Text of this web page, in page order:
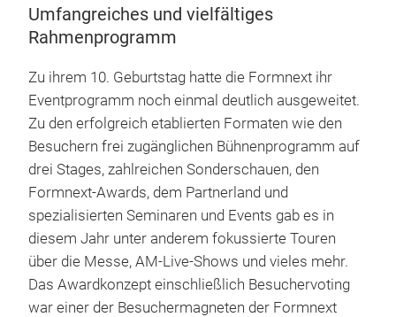
Umfangreiches und vielfältiges
Rahmenprogramm
Zu ihrem 10. Geburtstag hatte die Formnext ihr
Eventprogramm noch einmal deutlich ausgeweitet.
Zu den erfolgreich etablierten Formaten wie den
Besuchern frei zugänglichen Bühnenprogramm auf
drei Stages, zahlreichen Sonderschauen, den
Formnext-Awards, dem Partnerland und
spezialisierten Seminaren und Events gab es in
diesem Jahr unter anderem fokussierte Touren
über die Messe, AM-Live-Shows und vieles mehr.
Das Awardkonzept einschließlich Besuchervoting
war einer der Besuchermagneten der Formnext